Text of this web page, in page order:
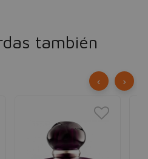
también
‹ ›